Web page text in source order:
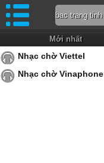
Mới nhất
Nhạc chờ Viettel
Nhạc chờ Vinaphone